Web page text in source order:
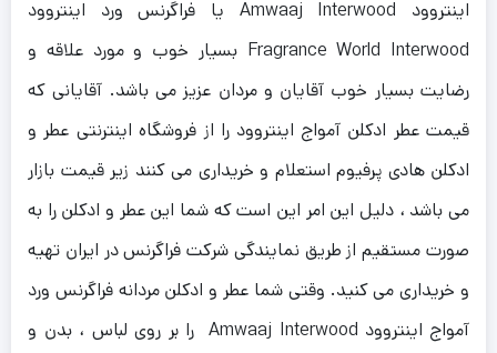
اینتروود Amwaaj Interwood یا فراگرنس ورد اینتروود
Fragrance World Interwood بسیار خوب و مورد علاقه و
رضایت بسیار خوب آقایان و مردان عزیز می باشد. آقایانی که
قیمت عطر ادکلن آمواج اینتروود را از فروشگاه اینترنتی عطر و
ادکلن هادی پرفیوم استعلام و خریداری می کنند زیر قیمت بازار
می باشد ، دلیل این امر این است که شما این عطر و ادکلن را به
صورت مستقیم از طریق نمایندگی شرکت فراگرنس در ایران تهیه
و خریداری می کنید. وقتی شما عطر و ادکلن مردانه فراگرنس ورد
آمواج اینتروود Amwaaj Interwood را بر روی لباس ، بدن و